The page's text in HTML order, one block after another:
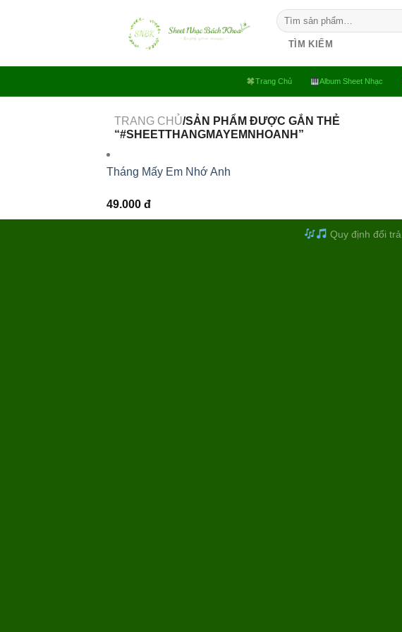
Tìm
kiếm:
TÌM KIẾM
Trang Chủ Album Sheet Nhạc
TRANG CHỦ/SẢN PHẨM ĐƯỢC GẮN THẺ
“#SHEETTHANGMAYEMNHOANH”
Tháng Mấy Em Nhớ Anh
49.000 đ
Quy định đổi trả